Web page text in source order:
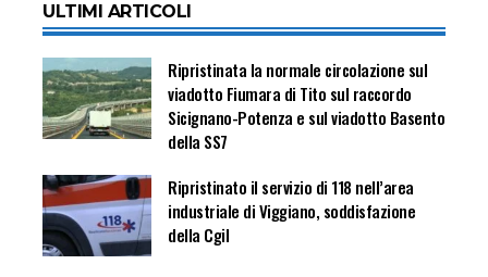
ULTIMI ARTICOLI
Ripristinata la normale circolazione sul
viadotto Fiumara di Tito sul raccordo
Sicignano-Potenza e sul viadotto Basento
della SS7
Ripristinato il servizio di 118 nell’area
industriale di Viggiano, soddisfazione
della Cgil